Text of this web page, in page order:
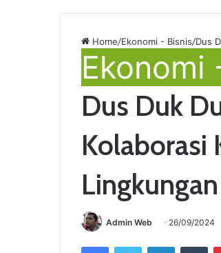
Home/Ekonomi - Bisnis/Dus
Ekonomi
Dus Duk
Kolaborasi
Lingkungan
Admin Web 26/09/2024